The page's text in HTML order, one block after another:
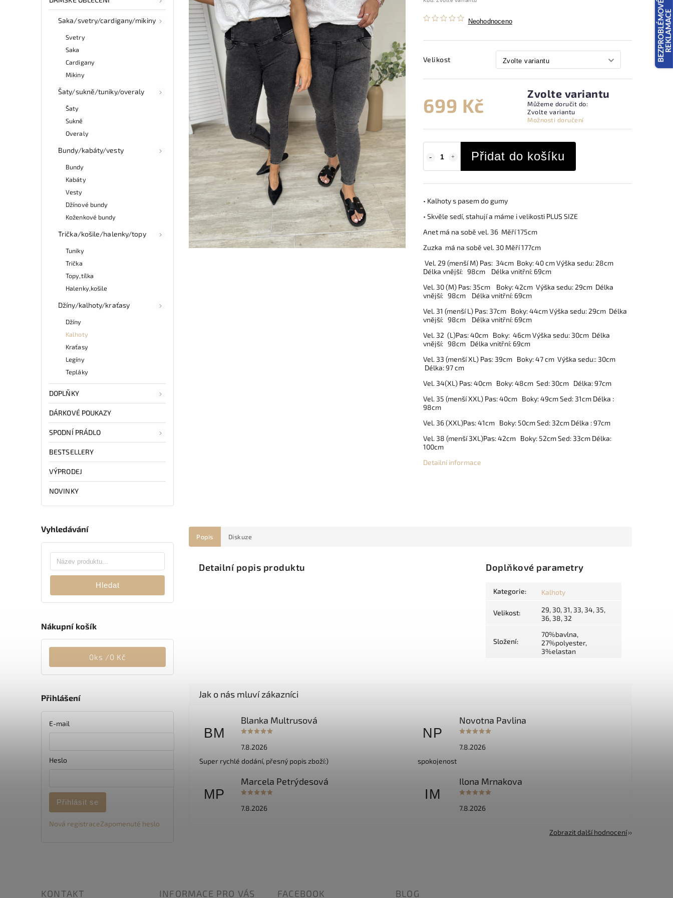
Saka/svetry/cardigany/mikiny
Svetry
Saka
Cardigany
Mikiny
Šaty/sukně/tuniky/overaly
Šaty
Sukně
Overaly
Bundy/kabáty/vesty
Bundy
Kabáty
Vesty
Džínové bundy
Koženkové bundy
Trička/košile/halenky/topy
Tuniky
Trička
Topy,tílka
Halenky,košile
Džíny/kalhoty/kraťasy
Džíny
Kalhoty
Kraťasy
Legíny
Tepláky
DOPLŇKY
DÁRKOVÉ POUKAZY
SPODNÍ PRÁDLO
BESTSELLERY
VÝPRODEJ
NOVINKY
Vyhledávání
Hledat
Nákupní košík
0ks /0 Kč
Přihlášení
E-mail
Heslo
Přihlásit se
Nová registraceZapomenuté heslo
Neohodnoceno
Velikost
699 Kč
Zvolte variantu
Můžeme doručit do:
Zvolte variantu
Možnosti doručení
Přidat do košíku
• Kalhoty s pasem do gumy
• Skvěle sedí, stahují a máme i velikosti PLUS SIZE
Anet má na sobě vel. 36 Měří 175cm
Zuzka má na sobě vel. 30 Měří 177cm
Vel. 29 (menší M) Pas: 34cm Boky: 40 cm Výška sedu: 28cm
Délka vnější: 98cm Délka vnitřní: 69cm
Vel. 30 (M) Pas: 35cm Boky: 42cm Výška sedu: 29cm Délka
vnější: 98cm Délka vnitřní: 69cm
Vel. 31 (menší L) Pas: 37cm Boky: 44cm Výška sedu: 29cm Délka
vnější: 98cm Délka vnitřní: 69cm
Vel. 32 (L)Pas: 40cm Boky: 46cm Výška sedu: 30cm Délka
vnější: 98cm Délka vnitřní: 69cm
Vel. 33 (menší XL) Pas: 39cm Boky: 47 cm Výška sedu:: 30cm
Délka: 97 cm
Vel. 34(XL) Pas: 40cm Boky: 48cm Sed: 30cm Délka: 97cm
Vel. 35 (menší XXL) Pas: 40cm Boky: 49cm Sed: 31cm Délka :
98cm
Vel. 36 (XXL)Pas: 41cm Boky: 50cm Sed: 32cm Délka : 97cm
Vel. 38 (menší 3XL)Pas: 42cm Boky: 52cm Sed: 33cm Délka:
100cm
Detailní informace
Popis Diskuze
Detailní popis produktu Doplňkové parametry
Kategorie: Kalhoty
Velikost:
29, 30, 31, 33, 34, 35,
36, 38, 32
Složení:
70%bavlna,
27%polyester,
3%elastan
BM
Blanka Multrusová
7.8.2026
Super rychlé dodání, přesný popis zboží:)
NP
Novotna Pavlina
7.8.2026
spokojenost
MP
Marcela Petrýdesová
7.8.2026
IM
Ilona Mrnakova
7.8.2026
Zobrazit další hodnocení
KONTAKT INFORMACE PRO VÁS FACEBOOK BLOG